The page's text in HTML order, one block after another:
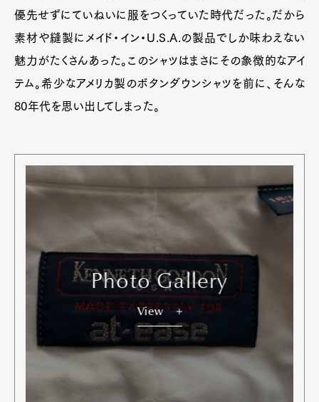
優先せずにていねいに服をつくっていた時代だった。だから
素材や縫製にメイド・イン・U.S.A.の製品でしか味わえない
魅力がたくさんあった。このシャツはまさにその象徴的なアイ
テム。希少なアメリカ製のボタンダウンシャツを前に、そんな
80年代を思い出してしまった。
Photo Gallery
View